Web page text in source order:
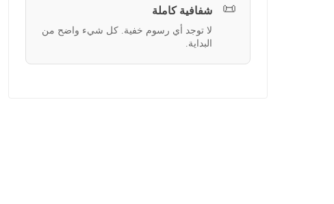
📜 شفافية كاملة
لا توجد أي رسوم خفية. كل شيء واضح من
البداية.